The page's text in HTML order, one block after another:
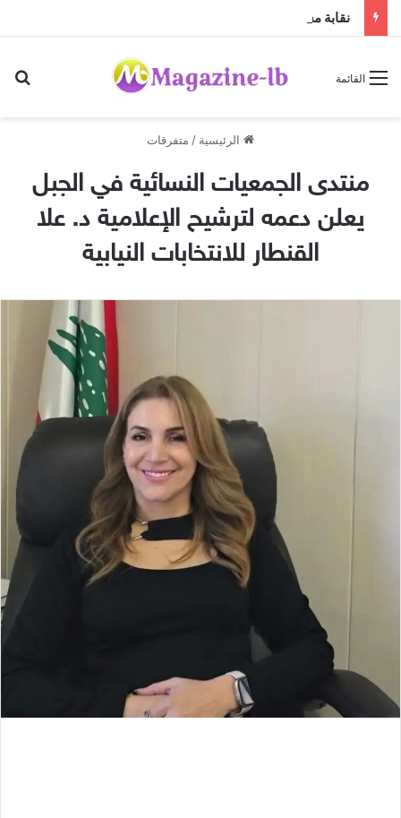
القائمة
الرئيسية / متفرقات
منتدى الجمعيات النسائية في الجبل
يعلن دعمه لترشيح الإعلامية د. علا
القنطار للانتخابات النيابية